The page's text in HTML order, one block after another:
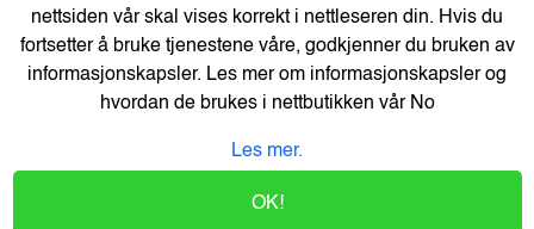
1 043,-
1283,-
Heftestift Tools 13/6 galv (2500)
nettsiden vår skal vises korrekt i nettleseren din. Hvis du
fortsetter å bruke tjenestene våre, godkjenner du bruken av
informasjonskapsler. Les mer om informasjonskapsler og
hvordan de brukes i nettbutikken vårNo
Les mer.
OK!